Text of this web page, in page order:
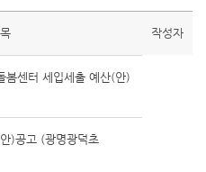
작성자
봄센터 세입세출 예산(안)
)공고 (광명광덕초